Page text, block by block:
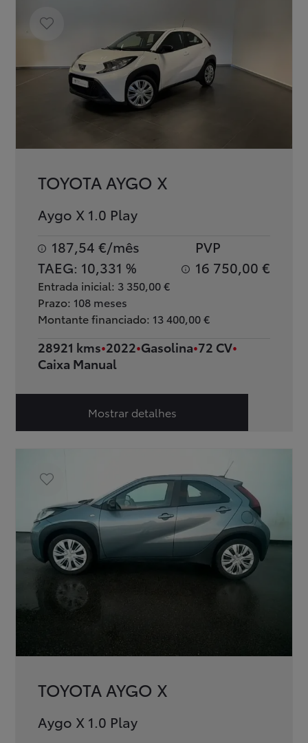
TOYOTA AYGO X
Aygo X 1.0 Play
187,54 €/mês
TAEG: 10,331 %
PVP
16 750,00 €
Entrada inicial: 3 350,00 €
Prazo: 108 meses
Montante financiado: 13 400,00 €
28921 kms 2022 Gasolina 72 CV
Caixa Manual
Mostrar detalhes
TOYOTA AYGO X
Aygo X 1.0 Play